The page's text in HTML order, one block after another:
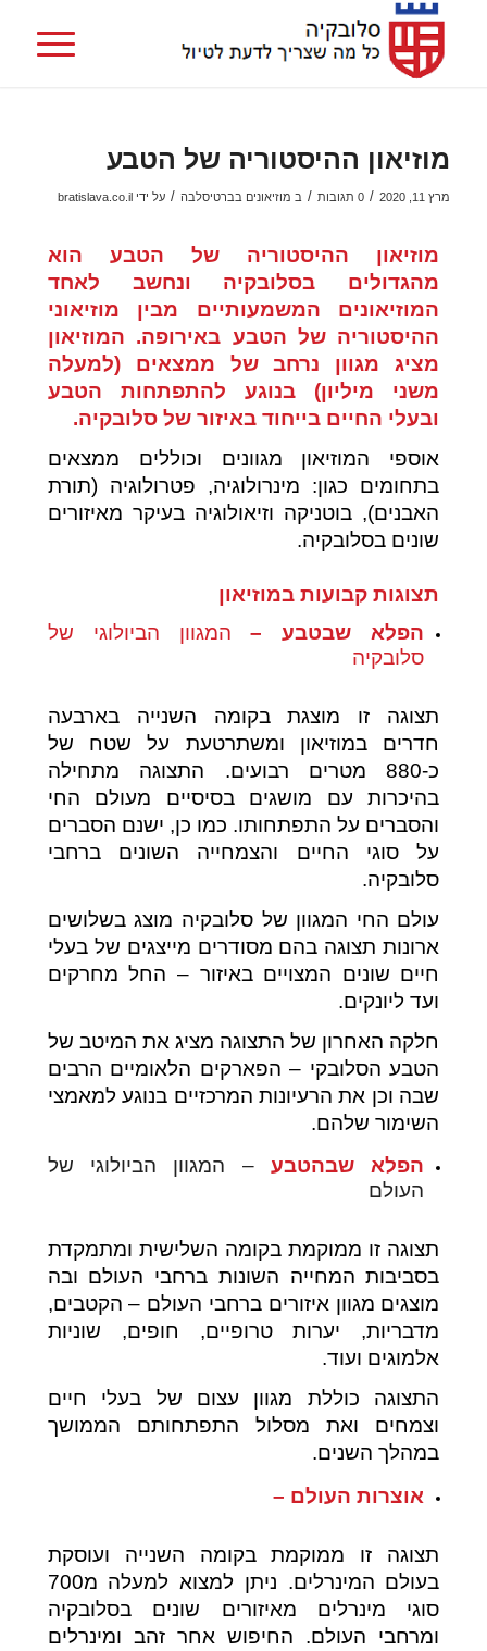
מוזיאון ההיסטוריה של הטבע
מרץ 11, 2020 / 0 תגובות / ב מוזיאונים בברטיסלבה / על ידי bratislava.co.il
מוזיאון ההיסטוריה של הטבע הוא
מהגדולים בסלובקיה ונחשב לאחד
המוזיאונים המשמעותיים מבין מוזיאוני
ההיסטוריה של הטבע באירופה. המוזיאון
מציג מגוון נרחב של ממצאים (למעלה
משני מיליון) בנוגע להתפתחות הטבע
ובעלי החיים בייחוד באיזור של סלובקיה.
אוספי המוזיאון מגוונים וכוללים ממצאים
בתחומים כגון: מינרולוגיה, פטרולוגיה (תורת
האבנים), בוטניקה וזיאולוגיה בעיקר מאיזורים
שונים בסלובקיה.
תצוגות קבועות במוזיאון
הפלא שבטבע – המגוון הביולוגי של
סלובקיה
תצוגה זו מוצגת בקומה השנייה בארבעה
חדרים במוזיאון ומשתרטעת על שטח של
כ-880 מטרים רבועים. התצוגה מתחילה
בהיכרות עם מושגים בסיסיים מעולם החי
והסברים על התפתחותו. כמו כן, ישנם הסברים
על סוגי החיים והצמחייה השונים ברחבי
סלובקיה.
עולם החי המגוון של סלובקיה מוצג בשלושים
ארונות תצוגה בהם מסודרים מייצגים של בעלי
חיים שונים המצויים באיזור – החל מחרקים
ועד ליונקים.
חלקה האחרון של התצוגה מציג את המיטב של
הטבע הסלובקי – הפארקים הלאומיים הרבים
שבה וכן את הרעיונות המרכזיים בנוגע למאמצי
השימור שלהם.
הפלא שבהטבע– המגוון הביולוגי של
העולם
תצוגה זו ממוקמת בקומה השלישית ומתמקדת
בסביבות המחייה השונות ברחבי העולם ובה
מוצגים מגוון איזורים ברחבי העולם – הקטבים,
מדבריות, יערות טרופיים, חופים, שוניות
אלמוגים ועוד.
התצוגה כוללת מגוון עצום של בעלי חיים
וצמחים ואת מסלול התפתחותם הממושך
במהלך השנים.
אוצרות העולם –
תצוגה זו ממוקמת בקומה השנייה ועוסקת
בעולם המינרלים. ניתן למצוא למעלה מ700
סוגי מינרלים מאיזורים שונים בסלובקיה
ומרחבי העולם. החיפוש אחר זהב ומינרלים